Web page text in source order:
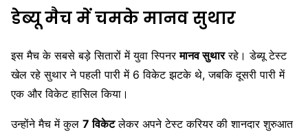
डेब्यू मैच में चमके मानव सुथार
इस मैच के सबसे बड़े सितारों में युवा स्पिनरमानव सुथाररहे। डेब्यू टेस्ट
खेल रहे सुथार ने पहली पारी में 6 विकेट झटके थे, जबकि दूसरी पारी में
एक और विकेट हासिल किया।
उन्होंने मैच में कुल 7 विकेटलेकर अपने टेस्ट करियर की शानदार शुरुआत